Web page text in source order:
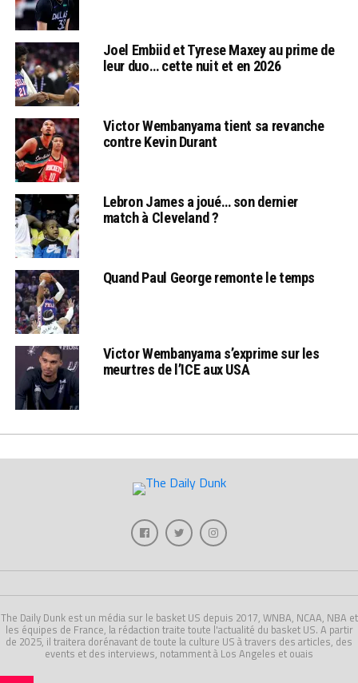
Joel Embiid et Tyrese Maxey au prime de
leur duo… cette nuit et en 2026
Victor Wembanyama tient sa revanche
contre Kevin Durant
Lebron James a joué… son dernier
match à Cleveland ?
Quand Paul George remonte le temps
Victor Wembanyama s’exprime sur les
meurtres de l’ICE aux USA
The Daily Dunk est un média sur le basket US depuis 2017, WNBA, NCAA, NBA et
les équipes de France, la rédaction traite toute l'actualité du basket US. A partir
de 2025, il traitera dorénavant de toute la culture US à travers des articles, des
events et des interviews, notamment à Los Angeles et ouais